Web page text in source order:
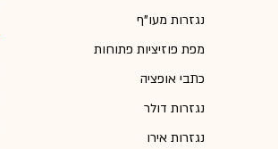
נגזרות מעו"ף
מפת פוזיציות פתוחות
כתבי אופציה
נגזרות דולר
נגזרות אירו